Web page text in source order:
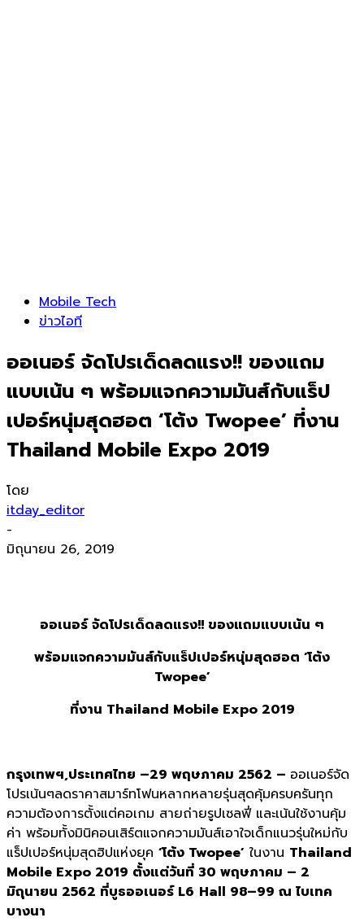
Mobile Tech
ข่าวไอที
ออเนอร์ จัดโปรเด็ดลดแรง!! ของแถม
แบบเน้น ๆ พร้อมแจกความมันส์กับแร็ป
เปอร์หนุ่มสุดฮอต ‘โต้ง Twopee’ ที่งาน
Thailand Mobile Expo 2019
โดย
itday_editor
-
มิถุนายน 26, 2019
ออเนอร์ จัดโปรเด็ดลดแรง!! ของแถมแบบเน้น ๆ
พร้อมแจกความมันส์กับแร็ปเปอร์หนุ่มสุดฮอต ‘โต้ง
Twopee’
ที่งาน Thailand Mobile Expo 2019
กรุงเทพฯ,ประเทศไทย –29 พฤษภาคม 2562 – ออเนอร์จัด
โปรเน้นๆลดราคาสมาร์ทโฟนหลากหลายรุ่นสุดคุ้มครบครันทุก
ความต้องการตั้งแต่คอเกม สายถ่ายรูปเซลฟี่ และเน้นใช้งานคุ้ม
ค่า พร้อมทั้งมินิคอนเสิร์ตแจกความมันส์เอาใจเด็กแนวรุ่นใหม่กับ
แร็ปเปอร์หนุ่มสุดฮิปแห่งยุค ‘โต้ง Twopee’ ในงาน Thailand
Mobile Expo 2019 ตั้งแต่วันที่ 30 พฤษภาคม – 2
มิถุนายน 2562 ที่บูธออเนอร์ L6 Hall 98–99 ณ ไบเทค
บางนา